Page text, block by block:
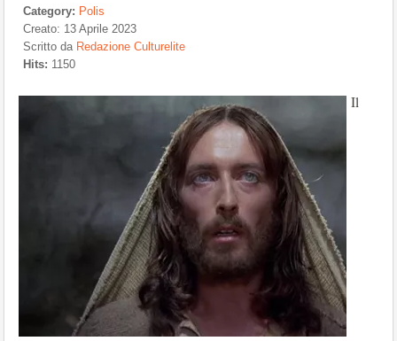
Category: Polis
Creato: 13 Aprile 2023
Scritto da Redazione Culturelite
Hits: 1150
Il